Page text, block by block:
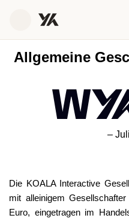
Allgemeine
–
Die KOALA Interactive
mit alleinigem
Euro, eingetragen im